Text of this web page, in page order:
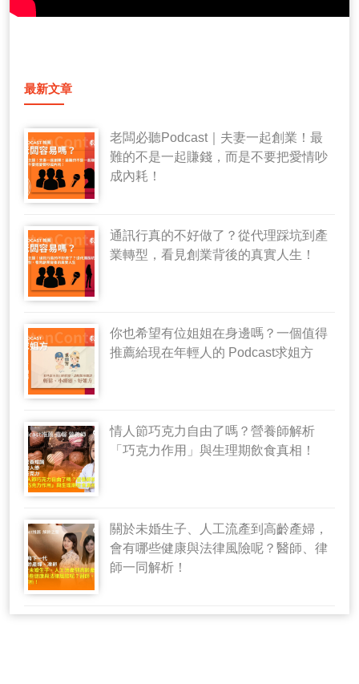
最新文章
老闆必聽Podcast｜夫妻一起創業！最
難的不是一起賺錢，而是不要把愛情吵
成內耗！
通訊行真的不好做了？從代理踩坑到產
業轉型，看見創業背後的真實人生！
你也希望有位姐姐在身邊嗎？一個值得
推薦給現在年輕人的 Podcast求姐方
情人節巧克力自由了嗎？營養師解析
「巧克力作用」與生理期飲食真相！
關於未婚生子、人工流產到高齡產婦，
會有哪些健康與法律風險呢？醫師、律
師一同解析！